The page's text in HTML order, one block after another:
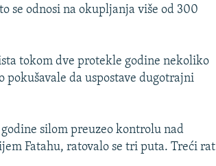
se odnosi na okupljanja više od 300
tokom dve protekle godine nekoliko
da uspostave dugotrajni
silom preuzeo kontrolu nad
Fatahu, ratovalo se tri puta. Treći rat